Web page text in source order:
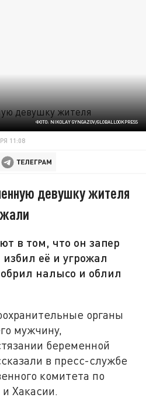
ФОТО: NIKOLAY GYNGAZOV/GLOBALLOOKPRESS
11:08
девушку жителя
в том, что он запер
её и угрожал
налысо и облил
органы
мужчину,
беременной
в пресс-службе
комитета по
Хакасии.